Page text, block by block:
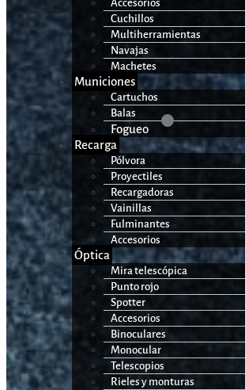
Accesorios
Cuchillos
Multiherramientas
Navajas
Machetes
Municiones
Cartuchos
Balas
Fogueo
Recarga
Pólvora
Proyectiles
Recargadoras
Vainillas
Fulminantes
Accesorios
Óptica
Mira telescópica
Punto rojo
Spotter
Accesorios
Binoculares
Monocular
Telescopios
Rieles y monturas